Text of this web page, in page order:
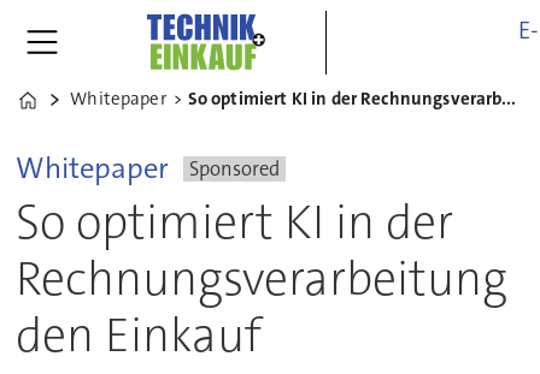
Home
Whitepaper So optimiert KI in der Rechnungsverarbeitung den Einkauf
Whitepaper Sponsored
So optimiert KI in der
Rechnungsverarbeitung
den Einkauf